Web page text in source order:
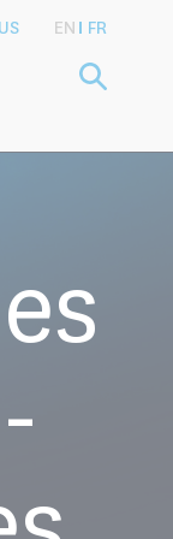
EN FR